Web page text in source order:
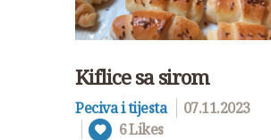
Kiflice sa sirom
Peciva i tijesta
07.11.2023
6Likes